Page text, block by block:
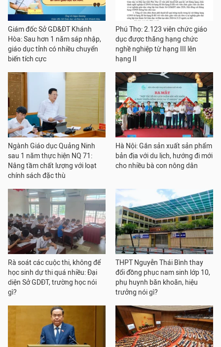
Giám đốc Sở GD&ĐT Khánh
Hòa: Sau hơn 1 năm sáp nhập,
giáo dục tỉnh có nhiều chuyển
biến tích cực
Phú Thọ: 2.123 viên chức giáo
dục được thăng hạng chức
nghề nghiệp từ hạng III lên
hạng II
Ngành Giáo dục Quảng Ninh
sau 1 năm thực hiện NQ 71:
Nâng tầm chất lượng với loạt
chính sách đặc thù
Hà Nội: Gắn sản xuất sản phẩm
bản địa với du lịch, hướng đi mới
cho nhiều bà con nông dân
Rà soát các cuộc thi, không để
học sinh dự thi quá nhiều: Đại
diện Sở GDĐT, trường học nói
gì?
THPT Nguyễn Thái Bình thay
đổi đồng phục nam sinh lớp 10,
phụ huynh băn khoăn, hiệu
trưởng nói gì?